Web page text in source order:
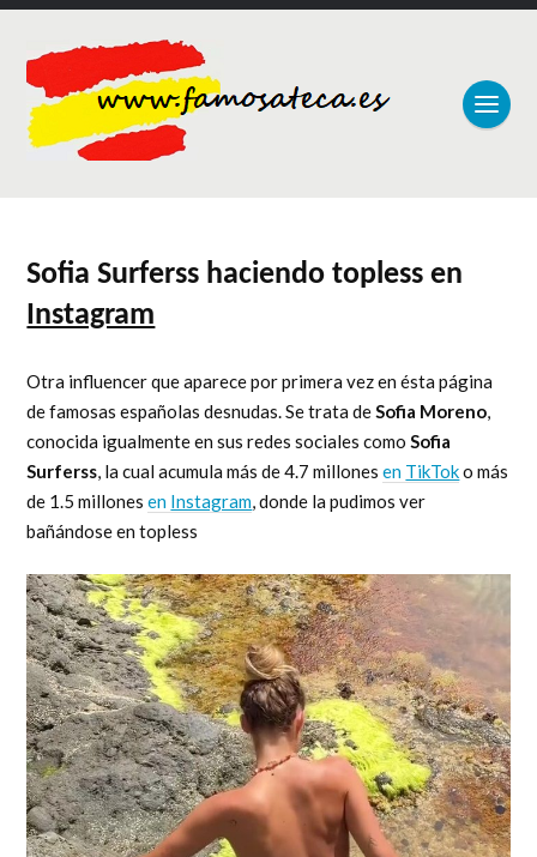
Sofia Surferss haciendo topless en
Instagram
Otra influencer que aparece por primera vez en ésta página
de famosas españolas desnudas. Se trata deSofia Moreno,
conocida igualmente en sus redes sociales comoSofia
Surferss, la cual acumula más de 4.7 millonesen TikToko más
de 1.5 millonesen Instagram, donde la pudimos ver
bañándose en topless